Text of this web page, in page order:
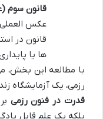
قانون سوم
عکس العملی
قانون در
ها یا
با مطالعه این بخش،
رزمی، یک آزمایشگاه
قدرت در فنون رزمی
بلکه یک علم قابل